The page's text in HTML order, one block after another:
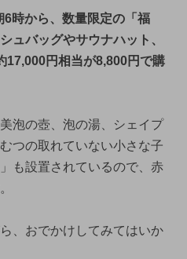
時から、数量限定の「福
ュバッグやサウナハット、
17,000円相当が8,800円で購
泡の壺、泡の湯、シェイプ
つの取れていない小さな子
も設置されているので、赤
、おでかけしてみてはいか